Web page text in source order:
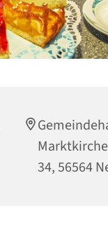
34, 56564